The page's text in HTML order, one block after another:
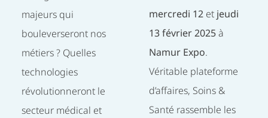
majeurs qui
bouleverseront nos
métiers ? Quelles
technologies
révolutionneront le
secteur médical et
mercredi 12 et jeudi
13 février 2025à
Namur Expo.
Véritable plateforme
d’affaires, Soins &
Santé rassemble les